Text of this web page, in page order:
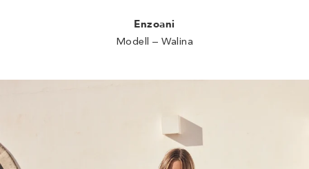
Enzoani
Modell – Walina